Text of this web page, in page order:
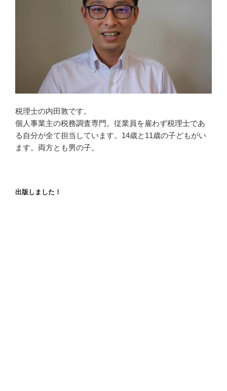
税理士の内田敦です。
個人事業主の税務調査専門。従業員を雇わず税理士であ
る自分が全て担当しています。14歳と11歳の子どもがい
ます。両方とも男の子。
出版しました！